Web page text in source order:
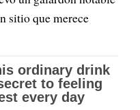
sitio que merece